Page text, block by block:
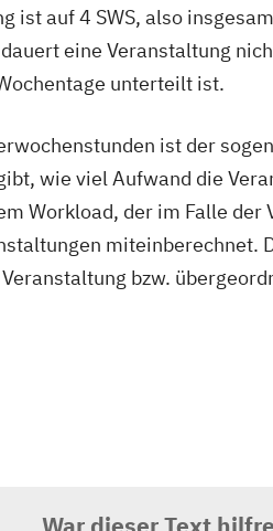
ist auf 4 SWS, also
eine Veranstaltung
unterteilt ist.
ist der
wie viel Aufwand die
Workload, der im Falle
miteinberechnet.
bzw.